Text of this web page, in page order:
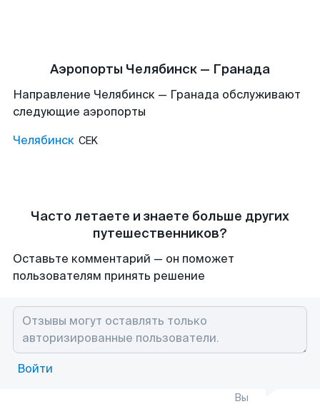
Аэропорты Челябинск — Гранада
Направление Челябинск — Гранада обслуживают
следующие аэропорты
Челябинск CEK
Часто летаете и знаете больше других
путешественников?
Оставьте комментарий — он поможет
пользователям принять решение
Войти
Вы